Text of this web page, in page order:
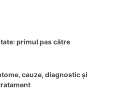
primul pas către
cauze, diagnostic și